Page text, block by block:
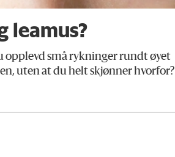
leamus?
opplevd små rykninger rundt øyet
uten at du helt skjønner hvorfor?